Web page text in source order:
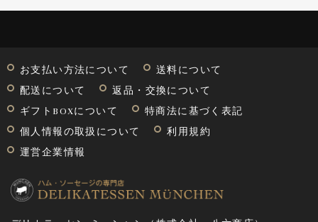
お支払い方法について
送料について
配送について
返品・交換について
ギフトBOXについて
特商法に基づく表記
個人情報の取扱について
利用規約
運営企業情報